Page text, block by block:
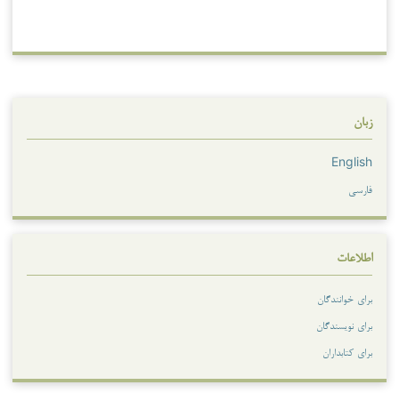
زبان
English
فارسی
اطلاعات
برای خوانندگان
برای نویسندگان
برای کتابداران